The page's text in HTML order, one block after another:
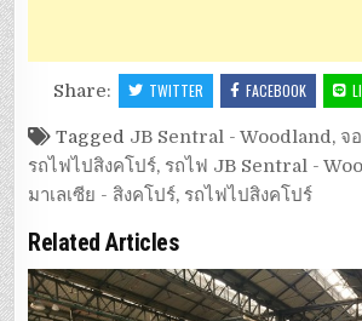
Share: TWITTER FACEBOOK
Tagged JB Sentral - Woodland, จ
รถไฟไปสิงคโปร์, รถไฟ JB Sentral -
มาเลเซีย - สิงคโปร์, รถไฟไปสิงคโปร์
Related Articles